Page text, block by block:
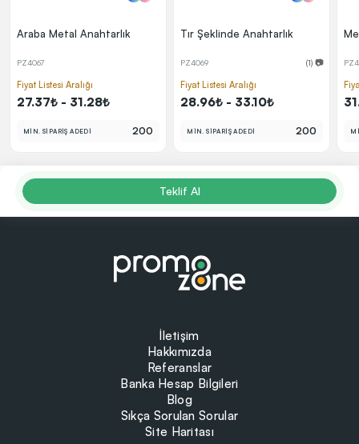
Araba Metal Anahtarlık
PZ4067
Fiyat Listesi Aralığı
27.37₺ - 31.28₺
MİN. SİPARİŞ ADEDİ 200
Tır Şeklinde Anahtarlık
PZ4069 (1) 📷
Fiyat Listesi Aralığı
28.96₺ - 33.10₺
MİN. SİPARİŞ ADEDİ 200
Teklif Al
İletişim
Hakkımızda
Referanslar
Banka Hesap Bilgileri
Blog
Sıkça Sorulan Sorular
Site Haritası